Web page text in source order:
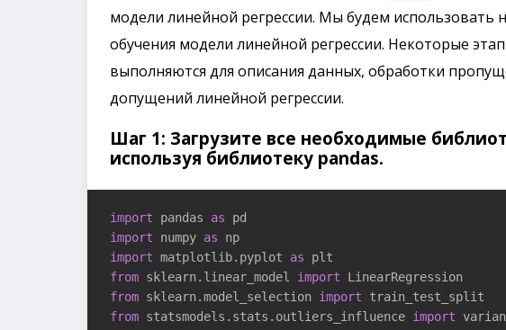
модели линейной регрессии. Мы будем использовать
обучения модели линейной регрессии. Некоторые
выполняются для описания данных, обработки
допущений линейной регрессии.
Шаг 1: Загрузите все необходимые
используя библиотеку pandas.
import pandas as
import numpy as
import matplotlib.pyplot as
from sklearn.linear_model import
from sklearn.model_selection import
from statsmodels.stats.outliers_influence import